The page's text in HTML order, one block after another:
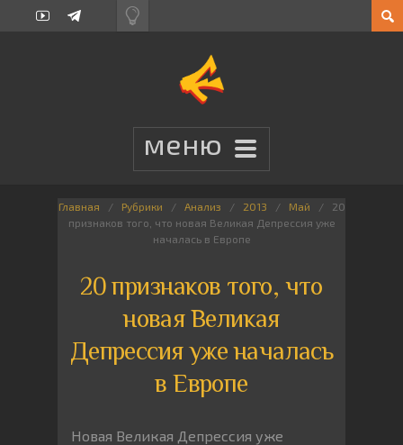
Главная Рубрики Анализ 2013 Май
20
признаков того, что новая Великая Депрессия уже
началась в Европе
20 признаков того, что
новая Великая
Депрессия уже началась
в Европе
Новая Великая Депрессия уже